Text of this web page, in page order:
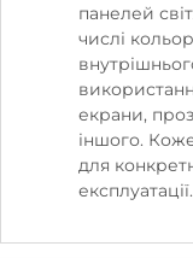
панелей
числі
екрани,
іншого.
для
експлуатації.